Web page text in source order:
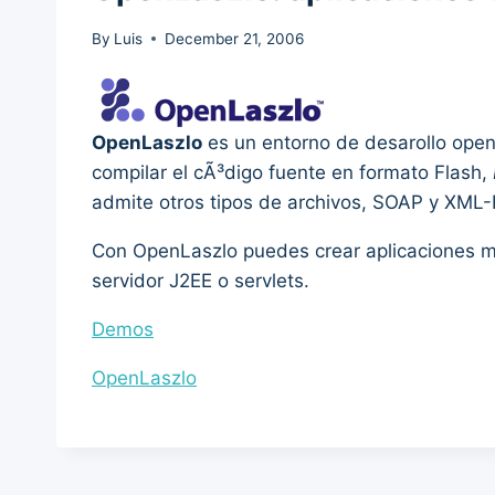
By Luis December 21, 2006
OpenLaszlo es un entorno de desarollo
compilar el cÃ³digo fuente en formato Flash,
admite otros tipos de archivos, SOAP y XML-
Con OpenLaszlo puedes crear aplicaciones
servidor J2EE o servlets.
Demos
OpenLaszlo